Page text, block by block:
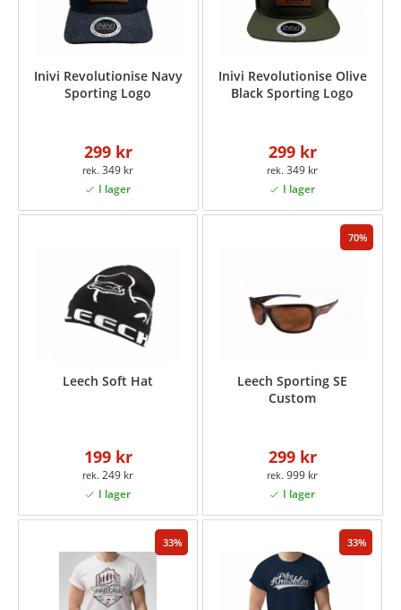
Inivi Revolutionise Navy
Sporting Logo
299 kr
349 kr
Inivi Revolutionise Olive
Black Sporting Logo
299 kr
349 kr
Leech Soft Hat
199 kr
249 kr
70
Leech Sporting SE
Custom
299 kr
999 kr
33 33